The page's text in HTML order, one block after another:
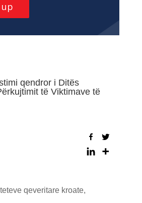
up
qendror i Ditës
të Viktimave të
qeveritare kroate,